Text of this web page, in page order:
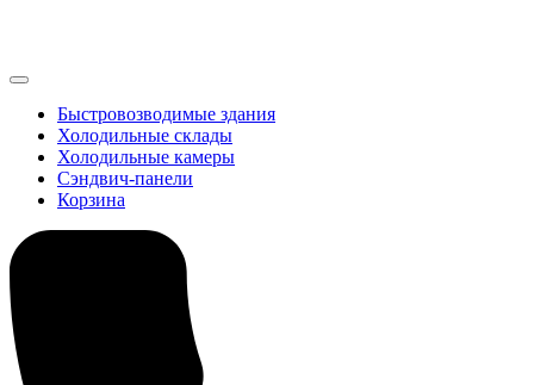
Быстровозводимые здания
Холодильные склады
Холодильные камеры
Сэндвич-панели
Корзина